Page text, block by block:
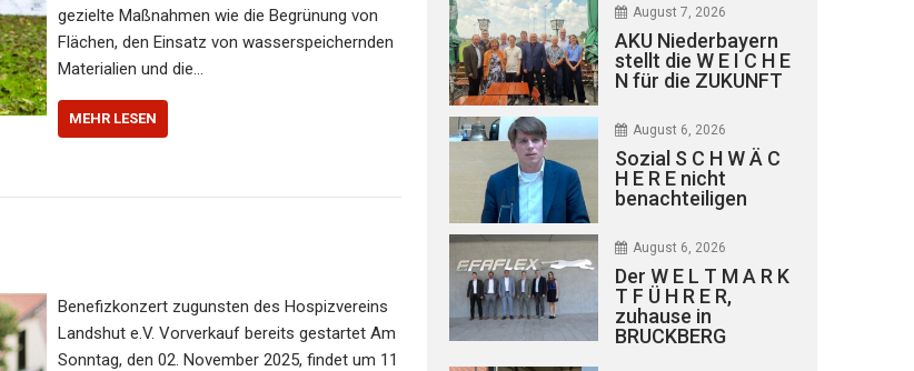
gezielte Maßnahmen wie die Begrünung von
Flächen, den Einsatz von wasserspeichernden
Materialien und die…
MEHR LESEN
Benefizkonzert zugunsten des Hospizvereins
Landshut e.V. Vorverkauf bereits gestartet Am
Sonntag, den 02. November 2025, findet um 11
August 7, 2026
AKU Niederbayern
stellt die W E I C H E
N für die ZUKUNFT
August 6, 2026
Sozial S C H W Ä C
H E R E nicht
benachteiligen
August 6, 2026
Der W E L T M A R K
T F Ü H R E R,
zuhause in
BRUCKBERG